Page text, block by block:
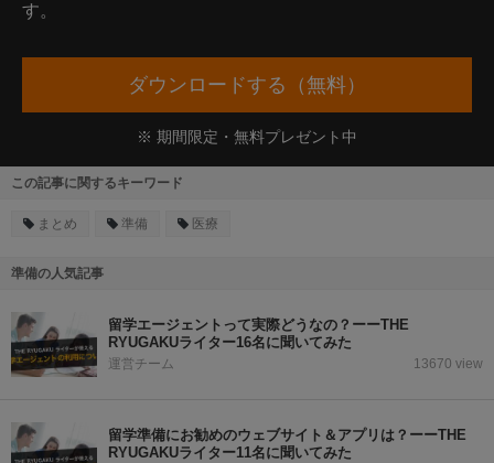
す。
ダウンロードする（無料）
※ 期間限定・無料プレゼント中
この記事に関するキーワード
まとめ 準備 医療
準備の人気記事
留学エージェントって実際どうなの？ーーTHE
RYUGAKUライター16名に聞いてみた
運営チーム 13670 view
留学準備にお勧めのウェブサイト＆アプリは？ーーTHE
RYUGAKUライター11名に聞いてみた